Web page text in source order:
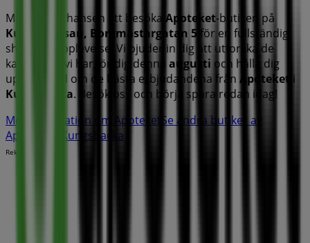
Missa inte chansen att besöka Apoteket-butiken på
Kungsmässan, Borgmästargatan 5 för en fullständig
shoppingupplevelse. Vi bjuder in dig att utforska de
kampanjer vi har för dig denna augusti och hålla dig
uppdaterad om de bästa erbjudandena från Apoteket i
Kungsbacka. Besök oss och börja spara redan idag!
Mer information om Apoteket Se andra butiker av
Apoteket i Kungsbacka
Reklam